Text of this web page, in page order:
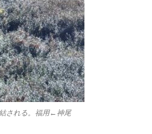
される。福用←神尾